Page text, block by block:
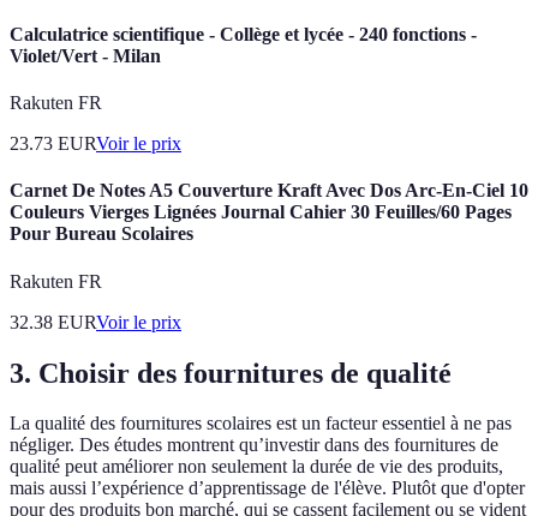
Calculatrice scientifique - Collège et lycée - 240 fonctions -
Violet/Vert - Milan
Rakuten FR
23.73 EURVoir le prix
Carnet De Notes A5 Couverture Kraft Avec Dos Arc-En-Ciel 10
Couleurs Vierges Lignées Journal Cahier 30 Feuilles/60 Pages
Pour Bureau Scolaires
Rakuten FR
32.38 EURVoir le prix
3. Choisir des fournitures de qualité
La qualité des fournitures scolaires est un facteur essentiel à ne pas
négliger. Des études montrent qu’investir dans des fournitures de
qualité peut améliorer non seulement la durée de vie des produits,
mais aussi l’expérience d’apprentissage de l'élève. Plutôt que d'opter
pour des produits bon marché, qui se cassent facilement ou se vident